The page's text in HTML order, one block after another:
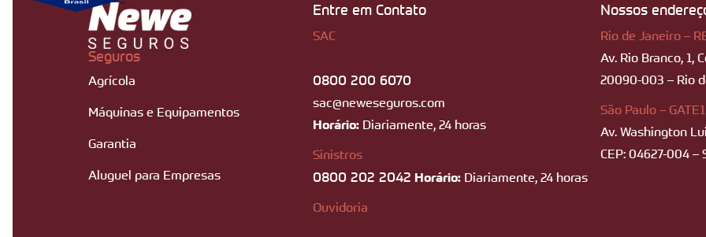
Seguros
Agrícola
Máquinas e Equipamentos
Garantia
Aluguel para Empresas
Entre em Contato
SAC
0800 200 6070
sac@neweseguros.com
Horário: Diariamente, 24 horas
Sinistros
0800 202 2042 Horário: Diariamente, 24 horas
Ouvidoria
Nossos
Rio de Janeiro –
Av. Rio Branco, 1,
20090-003 – Rio
São Paulo – GATE1
Av. Washington
CEP: 04627-004 –